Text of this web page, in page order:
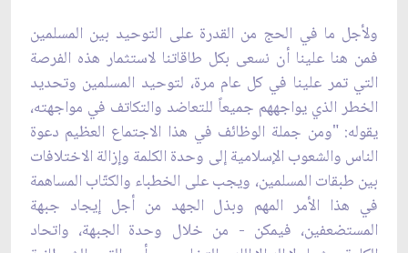
ولأجل ما في الحج من القدرة على التوحيد بين المسلمين
فمن هنا علينا أن نسعى بكل طاقاتنا لاستثمار هذه الفرصة
التي تمر علينا في كل عام مرة، لتوحيد المسلمين وتحديد
الخطر الذي يواجههم جميعاً للتعاضد والتكاتف في مواجهته،
يقوله: "ومن جملة الوظائف في هذا الاجتماع العظيم دعوة
الناس والشعوب الإسلامية إلى وحدة الكلمة وإزالة الاختلافات
بين طبقات المسلمين، ويجب على الخطباء والكتّاب المساهمة
في هذا الأمر المهم وبذل الجهد من أجل إيجاد جبهة
المستضعفين، فيمكن - من خلال وحدة الجبهة، واتحاد